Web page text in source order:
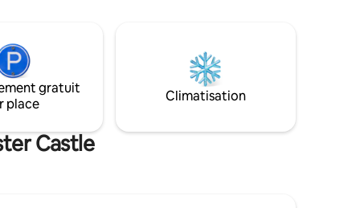
super
votre
PAS
pluie tout en étant assis dans une chaise
à bascule. Faites une sieste dans un
hamac, puis détendez-vous devant un
film avant de vous diriger vers un lit King
gratuit
place
Climatisation
Castle